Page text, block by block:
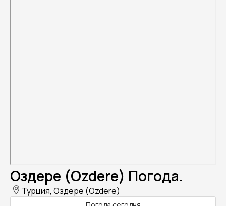
Оздере (Ozdere) Погода.
Турция, Оздере (Ozdere)